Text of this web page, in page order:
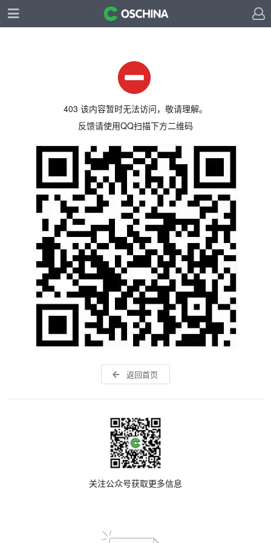
403 该内容暂时无法访问，敬请理解。
反馈请使用QQ扫描下方二维码
返回首页
关注公众号获取更多信息